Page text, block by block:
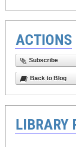
ACTIONS
Subscribe
Back to Blog
LIBRARY